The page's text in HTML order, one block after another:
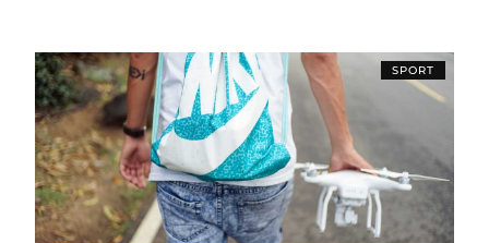
SPORT